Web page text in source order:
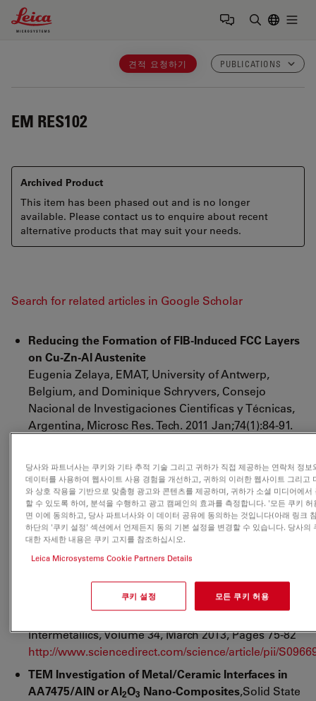
Leica Microsystems Logo
견적 요청하기 PUBLICATIONS
EM RES102
Archived Product
This item has been phased out and is no longer
available. Please contact us to enquire about recent
alternative products that may suit your needs.
Search for related articles in Google Scholar
Reducing the Formation of FIB-Induced FCC Layers
on Cu-Zn-Al Austenite
Eugenia Zelaya, EMAT, University of Antwerp,
Belgium, and Dominique Schryvers, Consejo
Nacional de Investigaciones Cientificas y Técnicas,
Argentina, Microsc Res. Tech. 2011 Jan;74(1):84-91.
Nanometer to micrometer scaled inhomogeneous
etching of bulk metallic glasses by ion sputtering,
J.W. Deng, K.Du, B.Wu, M.L. Sui, Shenyang
of Metal Research, Chinese Academy of Sciences,
Shenyang, China, Institute of Microstructure and
Property of Advanced Materials, Beijing University
Intermetallics, Volume 34, March 2013, Pages 75-82
http://www.sciencedirect.com/science/article/pii/
TEM Investigation of Metal/Ceramic Interfaces in
AA7475/AIN or Al2O3 Nano-Composites,Solid State
당사와 파트너사는 쿠키와 기타 추적 기술 그리고 귀하가 직접 제공하는 연락처 정보
데이터를 사용하여 웹사이트 사용 경험을 개선하고, 귀하의 이러한 웹사이트 그리고
와 상호 작용을 기반으로 맞춤형 광고와 콘텐츠를 제공하며, 귀하가 소셜 미디어에서
할 수 있도록 하여, 분석을 수행하고 광고 캠페인의 효과를 측정합니다. '모든 쿠키
면 이에 동의하고, 당사 파트너사와 이 데이터 공유에 동의하는 것입니다(아래 링크
하단의 '쿠키 설정' 섹션에서 언제든지 동의 기본 설정을 변경할 수 있습니다. 당사의
대한 자세한 내용은 쿠키 고지를 참조하십시오.
Leica Microsystems Cookie Partners Details
쿠키 설정 모든 쿠키 허용